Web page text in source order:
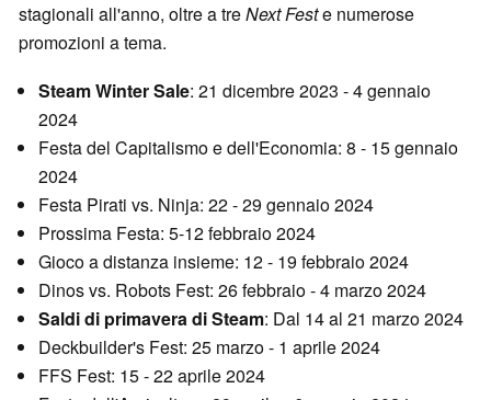
stagionali all'anno, oltre a treNext Feste numerose
promozioni a tema.
Steam Winter Sale: 21 dicembre 2023 - 4 gennaio
2024
Festa del Capitalismo e dell'Economia: 8 - 15 gennaio
2024
Festa Pirati vs. Ninja: 22 - 29 gennaio 2024
Prossima Festa: 5-12 febbraio 2024
Gioco a distanza insieme: 12 - 19 febbraio 2024
Dinos vs. Robots Fest: 26 febbraio - 4 marzo 2024
Saldi di primavera di Steam: Dal 14 al 21 marzo 2024
Deckbuilder's Fest: 25 marzo - 1 aprile 2024
FFS Fest: 15 - 22 aprile 2024